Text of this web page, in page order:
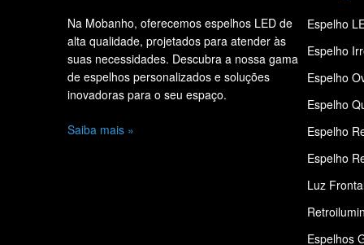
Na Mobanho, oferecemos espelhos LED de
alta qualidade, projetados para atender às
suas necessidades. Descubra a nossa gama
de espelhos personalizados e soluções
inovadoras para o seu espaço.
Saiba mais »
Espelho
Espelho
Espelho
Espelho
Espelho
Espelho
Luz
Espelhos